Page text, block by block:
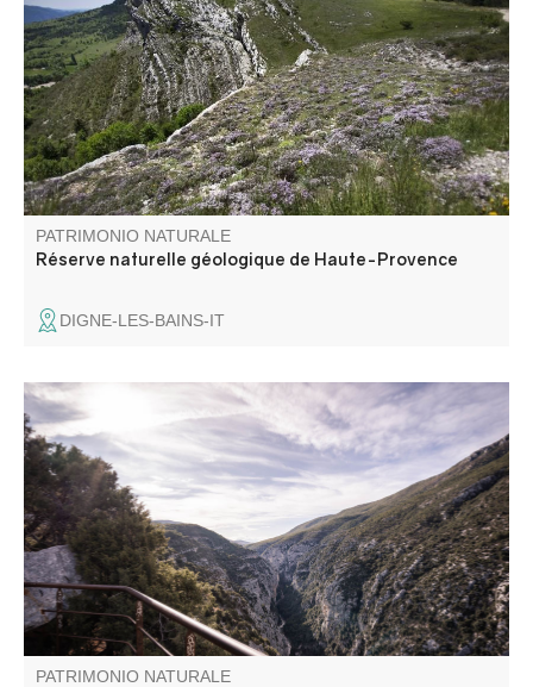
située entre le Verdon et la Durance est labellisé pour la
diversité de ses paysages, témoins du passé géologique
de ce massif et de la Terre. Elle est la plus grande réserve
de ce type en Europe.
PATRIMONIO NATURALE
Réserve naturelle géologique de Haute-Provence
DIGNE-LES-BAINS-IT
Situé sur la route entre Moustiers-Sainte-Marie et la
Palud-sur-Verdon, en rive droite, le belvédère de Maireste
offre un beau point de vue sur les Gorges.
PATRIMONIO NATURALE